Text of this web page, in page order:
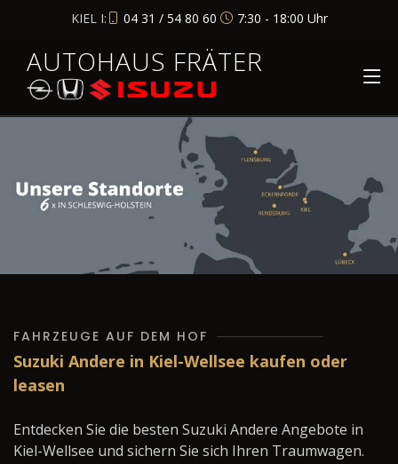
KIEL I: 04 31 / 54 80 60 7:30 - 18:00 Uhr
AUTOHAUS FRÄTER
FAHRZEUGE AUF DEM HOF
Suzuki Andere in Kiel-Wellsee kaufen oder
leasen
Entdecken Sie die besten Suzuki Andere Angebote in
Kiel-Wellsee und sichern Sie sich Ihren Traumwagen.